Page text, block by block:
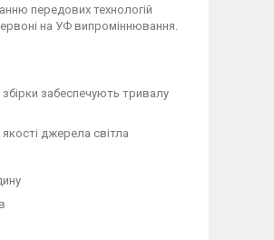
передових технологій
на УФ випроміннювання.
збірки забеспечують тривалу
джерела світла